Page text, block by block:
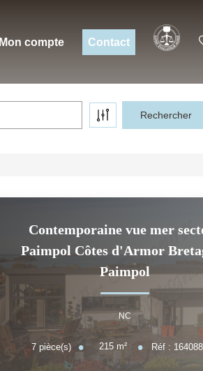
Mon compte Contact
Contemporaine vue mer
Paimpol Côtes d'Armor
Paimpol
NC
7 pièce(s) 215 m² Réf :